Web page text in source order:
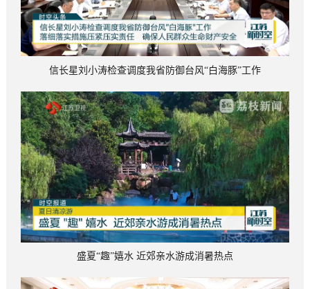
信长星刘小涛检查调度我省防御台风“白海豚”工作
盛夏“趣”嬉水 近郊亲水游成消暑热点